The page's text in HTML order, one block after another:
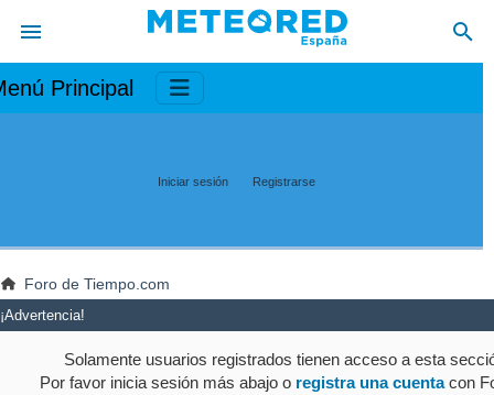
Principal
Iniciar sesión Registrarse
Foro de Tiempo.com
¡Advertencia!
Solamente usuarios registrados tienen acceso a esta
Por favor inicia sesión más abajo o registra una cuentacon